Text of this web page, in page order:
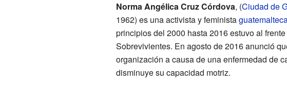
Norma Angélica Cruz Córdova, (Ciudad de
1962) es una activista y feminista
principios del 2000 hasta 2016 estuvo al
Sobrevivientes. En agosto de 2016 anunció
organización a causa de una enfermedad de
disminuye su capacidad motriz.